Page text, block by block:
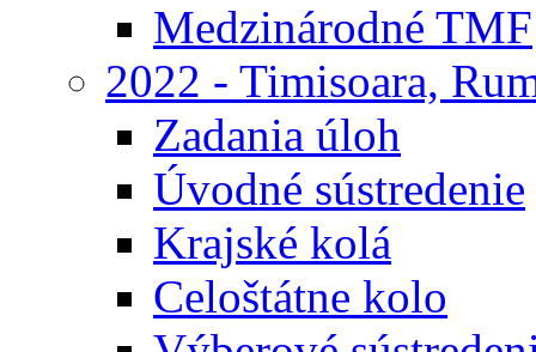
Medzinárodné TMF
2022 - Timisoara,
Zadania úloh
Úvodné sústredenie
Krajské kolá
Celoštátne kolo